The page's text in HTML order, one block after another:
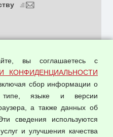
данных
вы соглашаетесь с
КОНФИДЕНЦИАЛЬНОСТИ
сбор информации о
типе, языке и версии
а также данных об
сведения используются
и улучшения качества